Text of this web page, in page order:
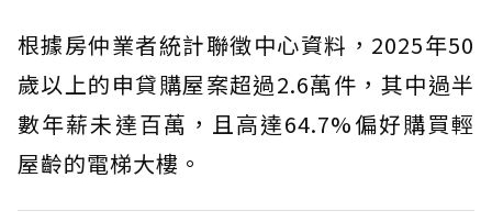
根據房仲業者統計聯徵中心資料，2025年50
歲以上的申貸購屋案超過2.6萬件，其中過半
數年薪未達百萬，且高達64.7%偏好購買輕
屋齡的電梯大樓。